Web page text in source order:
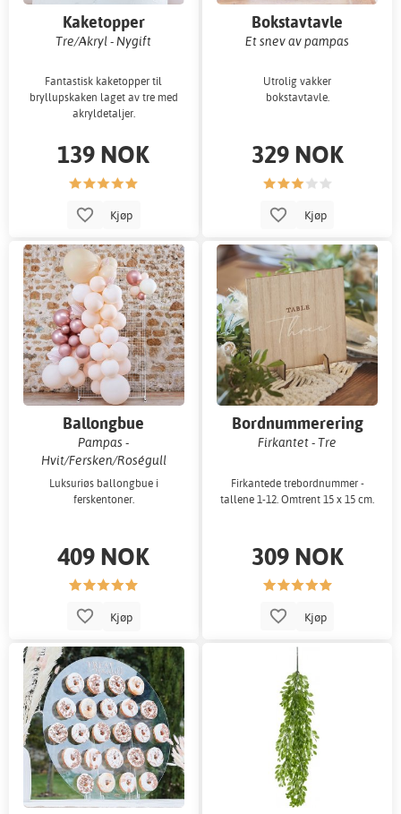
Kaketopper
Tre/Akryl - Nygift
Fantastisk kaketopper til
bryllupskaken laget av tre med
akryldetaljer.
139 NOK
Kjøp
Bokstavtavle
Et snev av pampas
Utrolig vakker
bokstavtavle.
329 NOK
Kjøp
Ballongbue
Pampas -
Hvit/Fersken/Roségull
Luksuriøs ballongbue i
ferskentoner.
409 NOK
Kjøp
Bordnummerering
Firkantet - Tre
Firkantede trebordnummer -
tallene 1-12. Omtrent 15 x 15 cm.
309 NOK
Kjøp